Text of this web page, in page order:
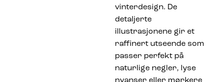
vinterdesign. De
detaljerte
illustrasjonene gir et
raffinert utseende som
passer perfekt på
naturlige negler, lyse